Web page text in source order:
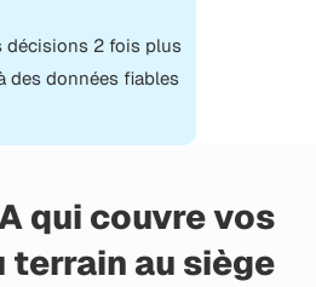
décisions 2 fois plus
des données fiables
qui couvre vos
terrain au siège